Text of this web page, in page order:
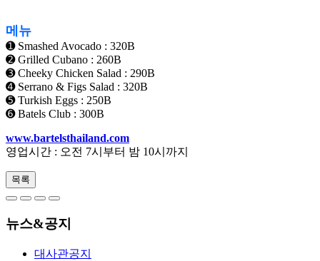
메뉴
➊ Smashed Avocado : 320B
➋ Grilled Cubano : 260B
➌ Cheeky Chicken Salad : 290B
➍ Serrano & Figs Salad : 320B
➎ Turkish Eggs : 250B
➏ Batels Club : 300B
www.bartelsthailand.com
영업시간 : 오전 7시부터 밤 10시까지
목록
뉴스&공지
대사관공지